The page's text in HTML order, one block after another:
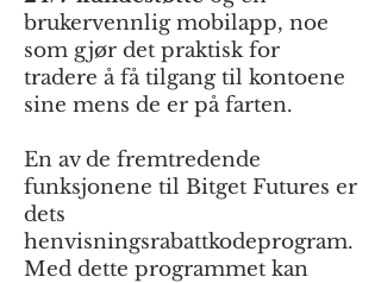
brukervennlig mobilapp, noe
som gjør det praktisk for
tradere å få tilgang til kontoene
sine mens de er på farten.
En av de fremtredende
funksjonene til Bitget Futures er
dets
henvisningsrabattkodeprogram.
Med dette programmet kan